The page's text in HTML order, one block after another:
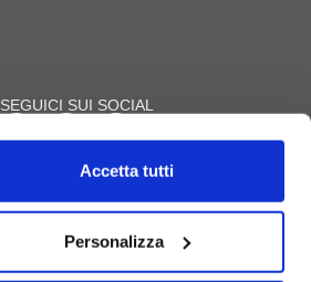
Accetta tutti
Personalizza
SEGUICI SUI SOCIAL